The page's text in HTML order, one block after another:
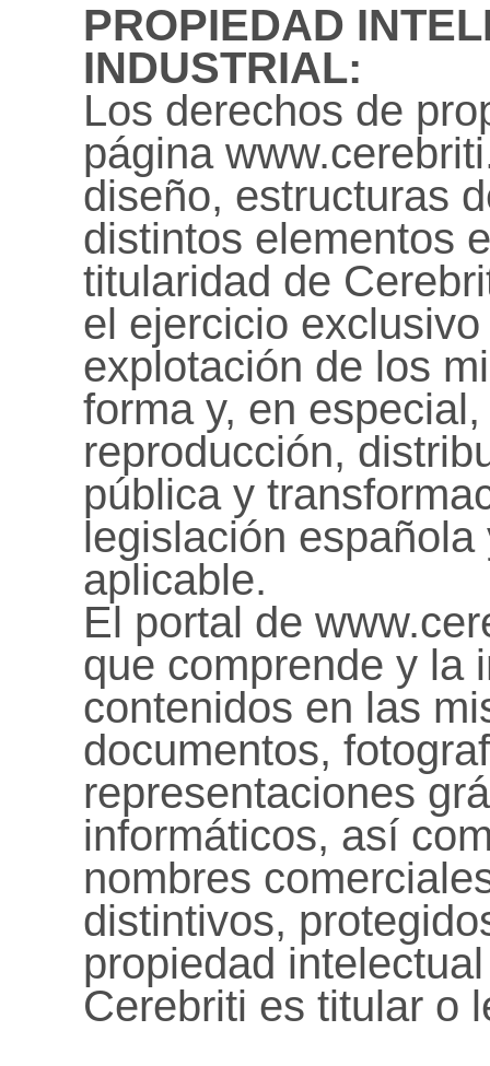
PROPIEDAD
INDUSTRIAL:
Los derechos de
página
diseño, estructuras
distintos elementos
titularidad de
el ejercicio
explotación de los
forma y, en
reproducción,
pública y
legislación
aplicable.
El portal de
que comprende y la
contenidos en las
documentos,
representaciones
informáticos, así
nombres
distintivos,
propiedad
Cerebriti es titular o